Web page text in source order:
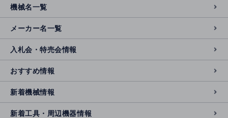
機械名一覧
メーカー名一覧
入札会・特売会情報
おすすめ情報
新着機械情報
新着工具・周辺機器情報